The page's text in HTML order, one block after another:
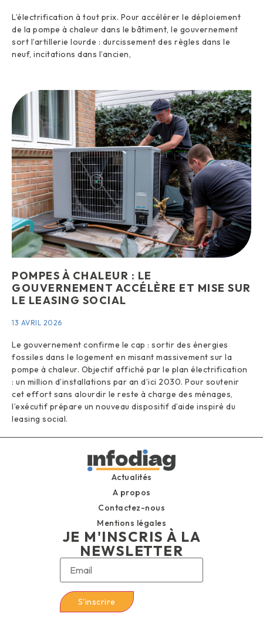
L’électrification à tout prix. Pour accélérer le déploiement
de la pompe à chaleur dans le bâtiment, le gouvernement
sort l’artillerie lourde : durcissement des règles dans le
neuf, incitations dans l’ancien,
POMPES À CHALEUR : LE
GOUVERNEMENT ACCÉLÈRE ET MISE SUR
LE LEASING SOCIAL
13 AVRIL 2026
Le gouvernement confirme le cap : sortir des énergies
fossiles dans le logement en misant massivement sur la
pompe à chaleur. Objectif affiché par le plan électrification
: un million d’installations par an d’ici 2030. Pour soutenir
cet effort sans alourdir le reste à charge des ménages,
l’exécutif prépare un nouveau dispositif d’aide inspiré du
leasing social.
Actualités
A propos
Contactez-nous
Mentions légales
JE M'INSCRIS À LA
NEWSLETTER